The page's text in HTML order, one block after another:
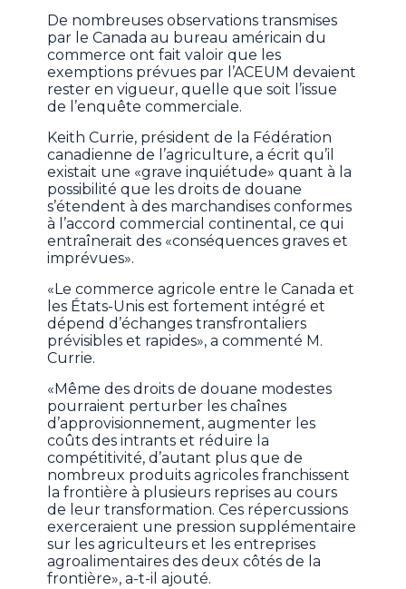
De nombreuses observations transmises
par le Canada au bureau américain du
commerce ont fait valoir que les
exemptions prévues par l’ACEUM devaient
rester en vigueur, quelle que soit l’issue
de l’enquête commerciale.
Keith Currie, président de la Fédération
canadienne de l’agriculture, a écrit qu’il
existait une «grave inquiétude» quant à la
possibilité que les droits de douane
s’étendent à des marchandises conformes
à l’accord commercial continental, ce qui
entraînerait des «conséquences graves et
imprévues».
«Le commerce agricole entre le Canada et
les États-Unis est fortement intégré et
dépend d’échanges transfrontaliers
prévisibles et rapides», a commenté M.
Currie.
«Même des droits de douane modestes
pourraient perturber les chaînes
d’approvisionnement, augmenter les
coûts des intrants et réduire la
compétitivité, d’autant plus que de
nombreux produits agricoles franchissent
la frontière à plusieurs reprises au cours
de leur transformation. Ces répercussions
exerceraient une pression supplémentaire
sur les agriculteurs et les entreprises
agroalimentaires des deux côtés de la
frontière», a-t-il ajouté.